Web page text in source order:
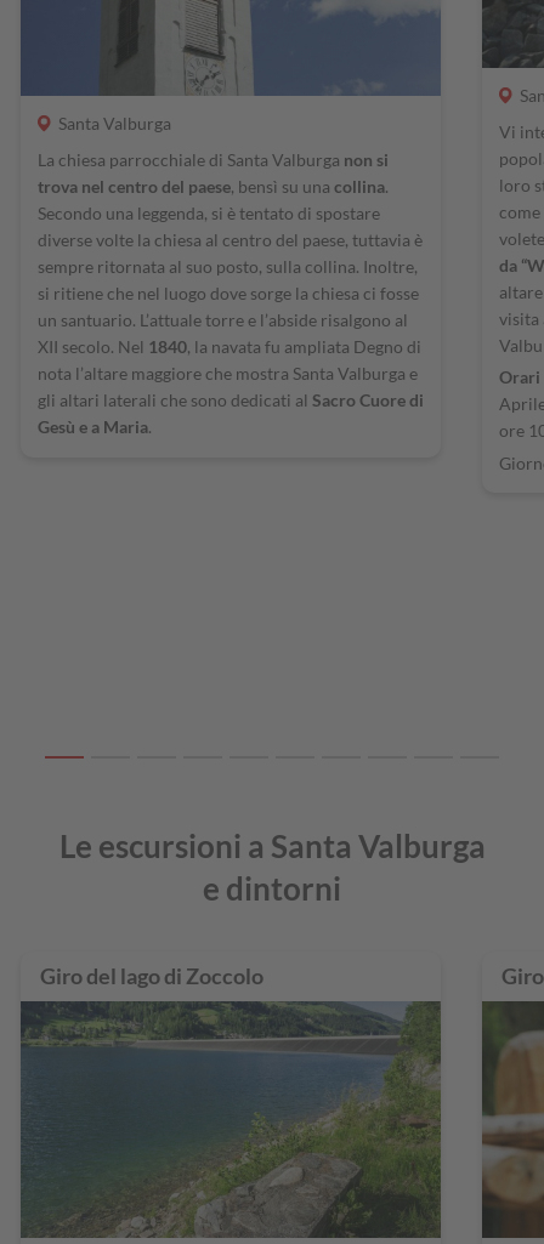
Santa Valburga
La chiesa parrocchiale di Santa Valburga non si
trova nel centro del paese, bensì su una collina.
Secondo una leggenda, si è tentato di spostare
diverse volte la chiesa al centro del paese, tuttavia è
sempre ritornata al suo posto, sulla collina. Inoltre,
si ritiene che nel luogo dove sorge la chiesa ci fosse
un santuario. L’attuale torre e l’abside risalgono al
XII secolo. Nel 1840, la navata fu ampliata Degno di
nota l’altare maggiore che mostra Santa Valburga e
gli altari laterali che sono dedicati al Sacro Cuore di
Gesù e a Maria.
Vi
loro
come
da
visita
Orari
ore
Le escursioni a Santa Valburga
e dintorni
Giro del lago di Zoccolo